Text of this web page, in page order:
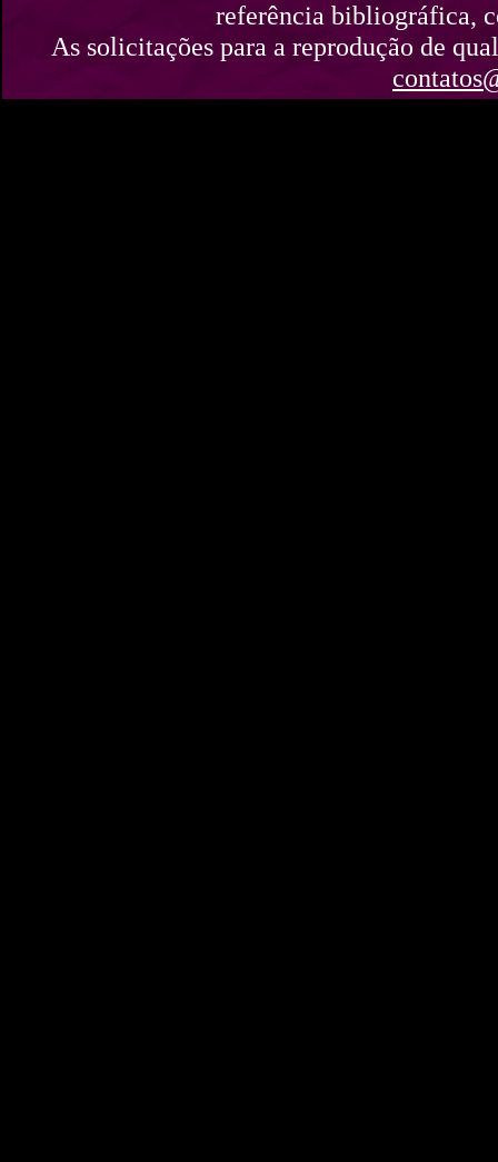
referência bibliográfica,
As solicitações para a reprodução de